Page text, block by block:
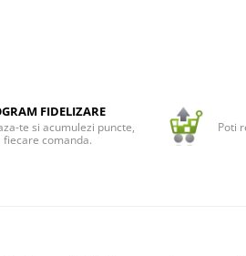
FIDELIZARE
te si acumulezi puncte,
fiecare comanda.
Poti